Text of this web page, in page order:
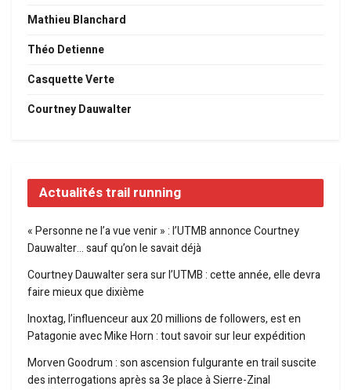
Mathieu Blanchard
Théo Detienne
Casquette Verte
Courtney Dauwalter
Actualités trail running
« Personne ne l’a vue venir » : l’UTMB annonce Courtney
Dauwalter… sauf qu’on le savait déjà
Courtney Dauwalter sera sur l’UTMB : cette année, elle devra
faire mieux que dixième
Inoxtag, l’influenceur aux 20 millions de followers, est en
Patagonie avec Mike Horn : tout savoir sur leur expédition
Morven Goodrum : son ascension fulgurante en trail suscite
des interrogations après sa 3e place à Sierre-Zinal